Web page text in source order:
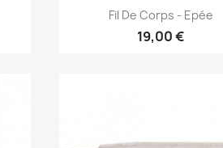
Aperçu rapide
Fil De Corps - Epée
19,00 €